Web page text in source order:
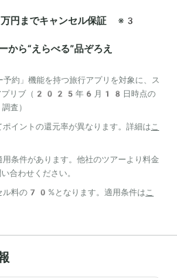
までキャンセル保証 ※3
ら“えらべる”品ぞろえ
約」機能を持つ旅行アプリを対象に、ス
アプリブ（2025年6月18日時点の
査）
ントの還元率が異なります。詳細はこ
件があります。他社のツアーより料金
合わせください。
料の70%となります。適用条件はこ